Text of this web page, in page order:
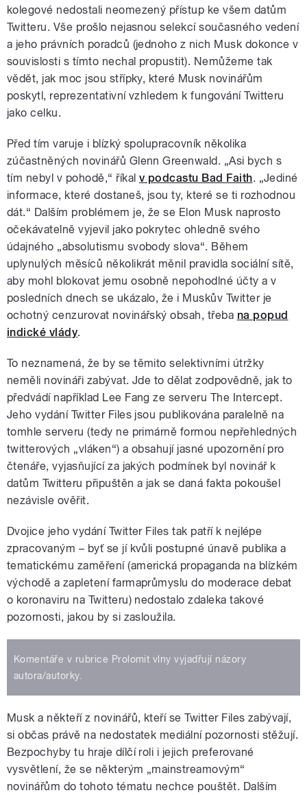
kolegové nedostali neomezený přístup ke všem datům
Twitteru. Vše prošlo nejasnou selekcí současného vedení
a jeho právních poradců (jednoho z nich Musk dokonce v
souvislosti s tímto nechal propustit). Nemůžeme tak
vědět, jak moc jsou střípky, které Musk novinářům
poskytl, reprezentativní vzhledem k fungování Twitteru
jako celku.
Před tím varuje i blízký spolupracovník několika
zúčastněných novinářů Glenn Greenwald. „Asi bych s
tím nebyl v pohodě,“ říkal v podcastu Bad Faith. „Jediné
informace, které dostaneš, jsou ty, které se ti rozhodnou
dát.“ Dalším problémem je, že se Elon Musk naprosto
očekávatelně vyjevil jako pokrytec ohledně svého
údajného „absolutismu svobody slova“. Během
uplynulých měsíců několikrát měnil pravidla sociální sítě,
aby mohl blokovat jemu osobně nepohodlné účty a v
posledních dnech se ukázalo, že i Muskův Twitter je
ochotný cenzurovat novinářský obsah, třeba na popud
indické vlády.
To neznamená, že by se těmito selektivními útržky
neměli novináři zabývat. Jde to dělat zodpovědně, jak to
předvádí například Lee Fang ze serveru The Intercept.
Jeho vydání Twitter Files jsou publikována paralelně na
tomhle serveru (tedy ne primárně formou nepřehledných
twitterových „vláken“) a obsahují jasné upozornění pro
čtenáře, vyjasňující za jakých podmínek byl novinář k
datům Twitteru připuštěn a jak se daná fakta pokoušel
nezávisle ověřit.
Dvojice jeho vydání Twitter Files tak patří k nejlépe
zpracovaným – byť se jí kvůli postupné únavě publika a
tematickému zaměření (americká propaganda na blízkém
východě a zapletení farmaprůmyslu do moderace debat
o koronaviru na Twitteru) nedostalo zdaleka takové
pozornosti, jakou by si zasloužila.
Komentáře v rubrice Prolomit vlny vyjadřují názory
autora/autorky.
Musk a někteří z novinářů, kteří se Twitter Files zabývají,
si občas právě na nedostatek mediální pozornosti stěžují.
Bezpochyby tu hraje dílčí roli i jejich preferované
vysvětlení, že se některým „mainstreamovým“
novinářům do tohoto tématu nechce pouštět. Dalším